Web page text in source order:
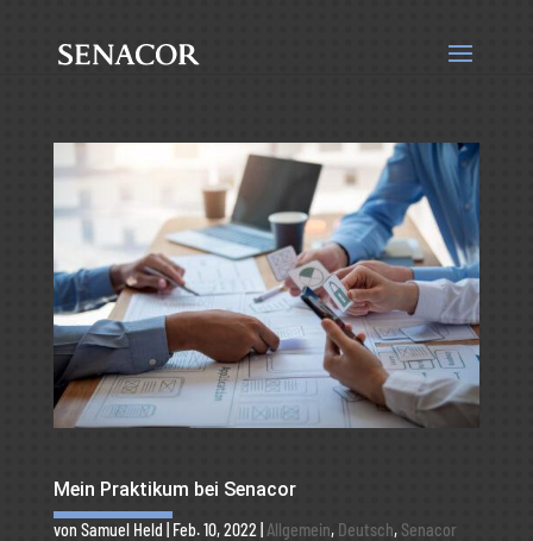
Mein Praktikum bei Senacor
von Samuel Held Feb. 10, 2022 Allgemein, Deutsch, Senacor